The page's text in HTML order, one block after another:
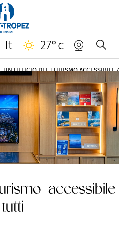
it 27°c
UN UFFICIO DEL TURISMO ACCESSIBILE
accessibile